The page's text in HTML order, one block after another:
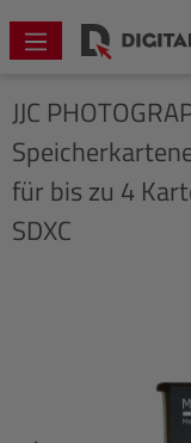
springen
JJC
für bis zu 4
SDXC